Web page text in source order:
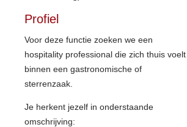
Profiel
Voor deze functie zoeken we een
hospitality professional die zich thuis voelt
binnen een gastronomische of
sterrenzaak.
Je herkent jezelf in onderstaande
omschrijving: